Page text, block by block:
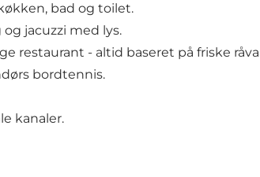
bad og toilet.
jacuzzi med lys.
restaurant - altid baseret på friske
bordtennis.
kanaler.